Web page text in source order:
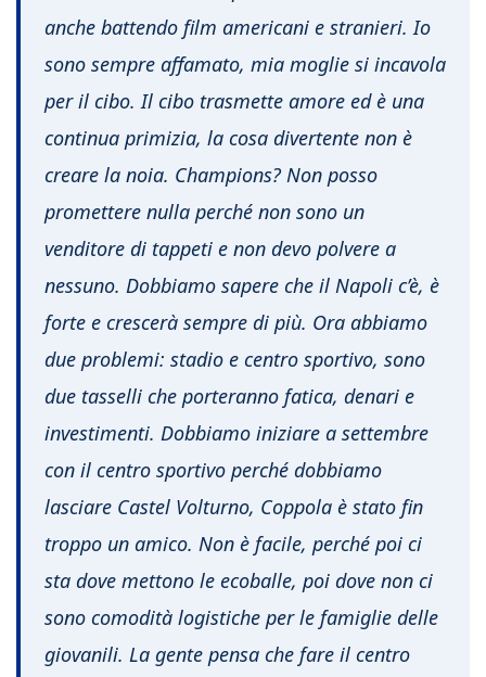
anche battendo film americani e stranieri. Io
sono sempre affamato, mia moglie si incavola
per il cibo. Il cibo trasmette amore ed è una
continua primizia, la cosa divertente non è
creare la noia. Champions? Non posso
promettere nulla perché non sono un
venditore di tappeti e non devo polvere a
nessuno. Dobbiamo sapere che il Napoli c’è, è
forte e crescerà sempre di più. Ora abbiamo
due problemi: stadio e centro sportivo, sono
due tasselli che porteranno fatica, denari e
investimenti. Dobbiamo iniziare a settembre
con il centro sportivo perché dobbiamo
lasciare Castel Volturno, Coppola è stato fin
troppo un amico. Non è facile, perché poi ci
sta dove mettono le ecoballe, poi dove non ci
sono comodità logistiche per le famiglie delle
giovanili. La gente pensa che fare il centro